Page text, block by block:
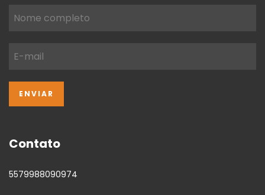
Contato
5579988090974